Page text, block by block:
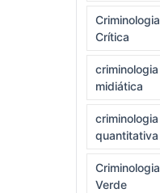
Criminologia
Crítica
criminologia
midiática
criminologia
quantitativa
Criminologia
Verde